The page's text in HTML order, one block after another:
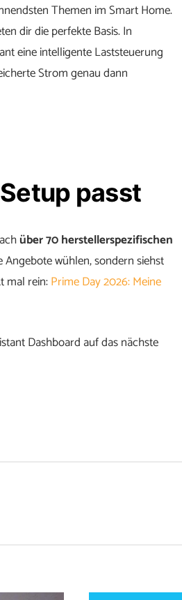
Themen im Smart Home.
dir die perfekte Basis. In
eine intelligente Laststeuerung
Strom genau dann
passt
über 70 herstellerspezifischen
wühlen, sondern siehst
mal rein:Prime Day 2026: Meine
Dashboard auf das nächste